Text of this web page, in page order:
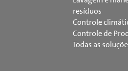
resíduos
Controle
Controle de
Todas as